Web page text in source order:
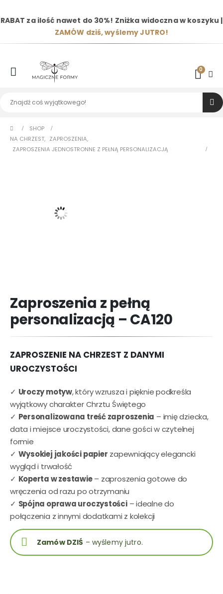
RABAT za ilość nawet do 30%! Zniżka widoczna w koszyku |
ZAMÓW dziś, wyślemy JUTRO!
0
SHOP
NA CHRZEST, ZAPROSZENIA,
ZAPROSZENIA JEDNOSTRONNE Z PEŁNĄ PERSONALIZACJĄ
Zaproszenia z pełną
personalizacją – CA120
ZAPROSZENIE NA CHRZEST Z DANYMI
UROCZYSTOŚCI
✓ Uroczy motyw, który wzrusza i pięknie podkreśla
wyjątkowy charakter Chrztu Świętego
✓ Personalizowana treść zaproszenia – imię dziecka,
data i miejsce uroczystości, dane gości w czytelnej
formie
✓ Wysokiej jakości papier zapewniający elegancki
wygląd i trwałość
✓ Koperta w zestawie– zaproszenia gotowe do
wręczenia od razu po otrzymaniu
✓ Spójna oprawa uroczystości– idealne do
połączenia z innymi dodatkami z kolekcji
Zamów DZIŚ – wyślemy jutro.